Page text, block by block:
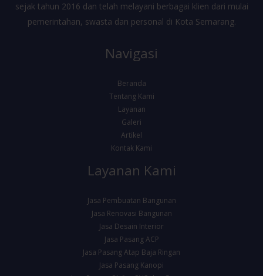
sejak tahun 2016 dan telah melayani berbagai klien dari mulai
pemerintahan, swasta dan personal di Kota Semarang.
Navigasi
Beranda
Tentang Kami
Layanan
Galeri
Artikel
Kontak Kami
Layanan Kami
Jasa Pembuatan Bangunan
Jasa Renovasi Bangunan
Jasa Desain Interior
Jasa Pasang ACP
Jasa Pasang Atap Baja Ringan
Jasa Pasang Kanopi